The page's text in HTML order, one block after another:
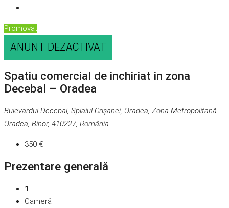
Promovat
ANUNT DEZACTIVAT
Spatiu comercial de inchiriat in zona
Decebal – Oradea
Bulevardul Decebal, Splaiul Crișanei, Oradea, Zona Metropolitană
Oradea, Bihor, 410227, România
350 €
Prezentare generală
1
Cameră